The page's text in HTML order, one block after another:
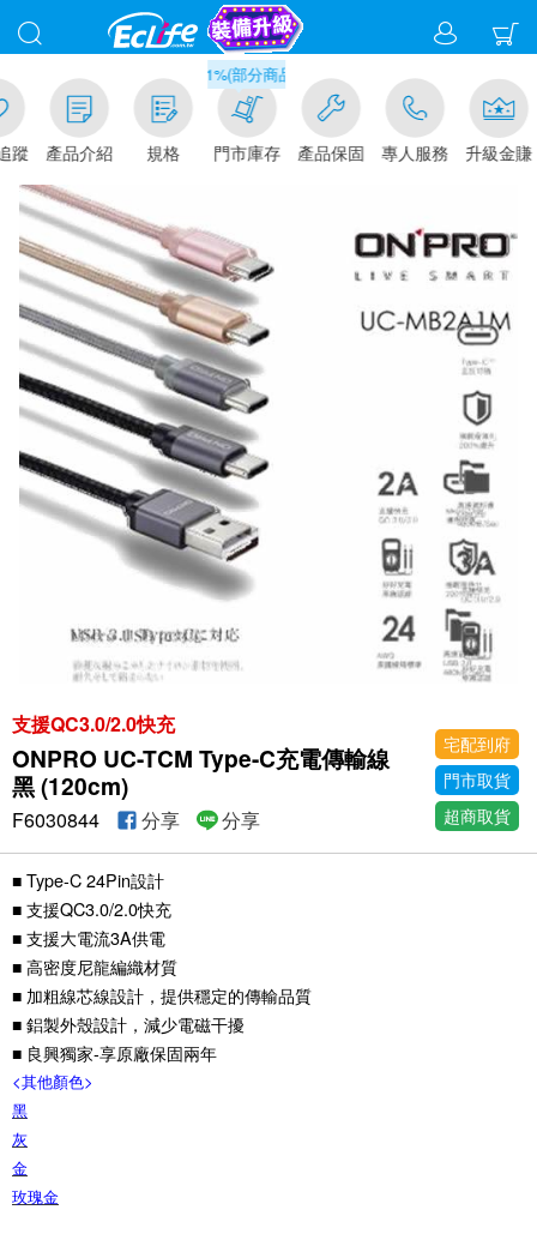
蹤 產品介紹 規格
滿千元門市取貨現折1%(部分商品不適用)-請點我看
門市庫存 產品保固 專人服務 升級金賺
支援QC3.0/2.0快充
ONPRO UC-TCM Type-C充電傳輸線
黑 (120cm)
宅配到府
門市取貨
超商取貨
F6030844 分享 分享
■ Type-C 24Pin設計
■ 支援QC3.0/2.0快充
■ 支援大電流3A供電
■ 高密度尼龍編織材質
■ 加粗線芯線設計，提供穩定的傳輸品質
■ 鋁製外殼設計，減少電磁干擾
■ 良興獨家-享原廠保固兩年
<其他顏色>
黑
灰
金
玫瑰金